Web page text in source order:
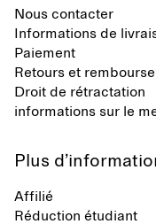
Nous contacter
Informations de
Paiement
Retours et
Droit de rétractation
informations sur le
Plus
Affilié
Réduction étudiant